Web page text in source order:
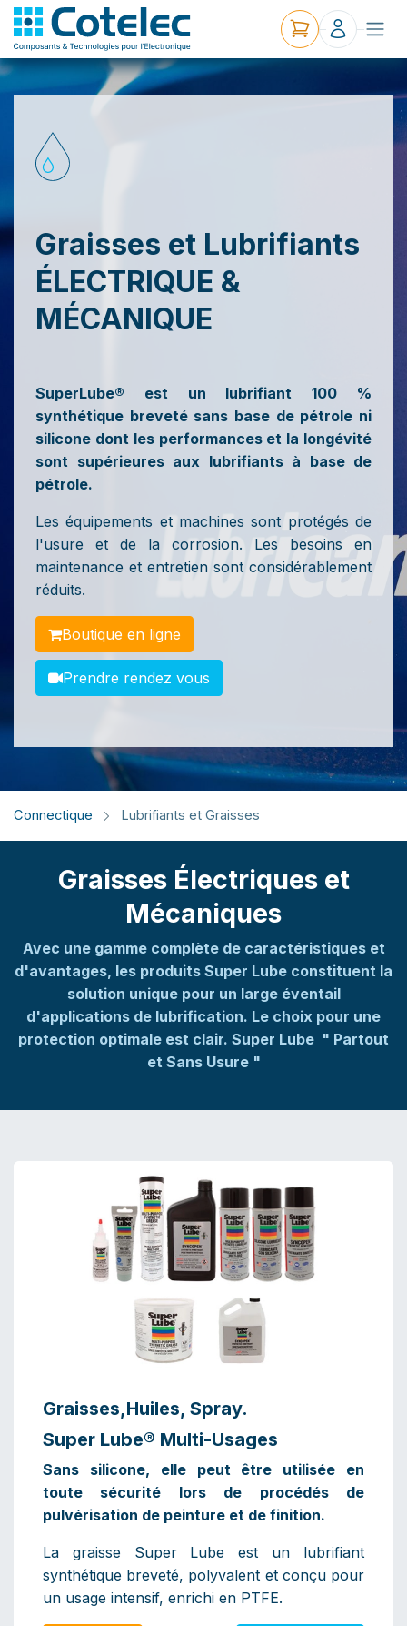
Graisses et Lubrifiants
ÉLECTRIQUE &
MÉCANIQUE
SuperLube® est un lubrifiant 100 %
synthétique breveté sans base de pétrole ni
silicone dont les performances et la longévité
sont supérieures aux lubrifiants à base de
pétrole.
Les équipements et machines sont protégés de
l'usure et de la corrosion. Les besoins en
maintenance et entretien sont considérablement
réduits.​
Boutiq​​​​​​ue en lig​​ne
Prendre rendez vous
Connectique Lubrifiants et Graisses
Graisses Électriques et
Mécaniques
Avec une gamme complète de caractéristiques et
d'avantages, les produits Super Lube constituent la
solution unique pour un large éventail
d'applications de lubrification. Le choix pour une
protection optimale est clair. Super Lube " Partout
et Sans Usure "
Graisses,Huiles, Spray.
Super Lube® Multi-Usages​
Sans silicone, elle peut être utilisée en
toute sécurité lors de procédés de
pulvérisation de peinture et de finition.
La graisse Super Lube est un lubrifiant
synthétique breveté, polyvalent et conçu pour
un usage intensif, enrichi en PTFE.